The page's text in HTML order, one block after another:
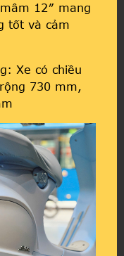
12″ mang
tốt và cảm
Xe có chiều
730 mm,